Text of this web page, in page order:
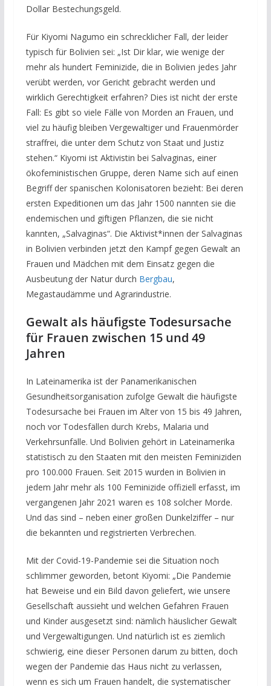
Dollar Bestechungsgeld.
Für Kiyomi Nagumo ein schrecklicher Fall, der leider
typisch für Bolivien sei: „Ist Dir klar, wie wenige der
mehr als hundert Feminizide, die in Bolivien jedes Jahr
verübt werden, vor Gericht gebracht werden und
wirklich Gerechtigkeit erfahren? Dies ist nicht der erste
Fall: Es gibt so viele Fälle von Morden an Frauen, und
viel zu häufig bleiben Vergewaltiger und Frauenmörder
straffrei, die unter dem Schutz von Staat und Justiz
stehen.“ Kiyomi ist Aktivistin bei Salvaginas, einer
ökofeministischen Gruppe, deren Name sich auf einen
Begriff der spanischen Kolonisatoren bezieht: Bei deren
ersten Expeditionen um das Jahr 1500 nannten sie die
endemischen und giftigen Pflanzen, die sie nicht
kannten, „Salvaginas“. Die Aktivist*innen der Salvaginas
in Bolivien verbinden jetzt den Kampf gegen Gewalt an
Frauen und Mädchen mit dem Einsatz gegen die
Ausbeutung der Natur durch Bergbau,
Megastaudämme und Agrarindustrie.
Gewalt als häufigste Todesursache
für Frauen zwischen 15 und 49
Jahren
In Lateinamerika ist der Panamerikanischen
Gesundheitsorganisation zufolge Gewalt die häufigste
Todesursache bei Frauen im Alter von 15 bis 49 Jahren,
noch vor Todesfällen durch Krebs, Malaria und
Verkehrsunfälle. Und Bolivien gehört in Lateinamerika
statistisch zu den Staaten mit den meisten Feminiziden
pro 100.000 Frauen. Seit 2015 wurden in Bolivien in
jedem Jahr mehr als 100 Feminizide offiziell erfasst, im
vergangenen Jahr 2021 waren es 108 solcher Morde.
Und das sind – neben einer großen Dunkelziffer – nur
die bekannten und registrierten Verbrechen.
Mit der Covid-19-Pandemie sei die Situation noch
schlimmer geworden, betont Kiyomi: „Die Pandemie
hat Beweise und ein Bild davon geliefert, wie unsere
Gesellschaft aussieht und welchen Gefahren Frauen
und Kinder ausgesetzt sind: nämlich häuslicher Gewalt
und Vergewaltigungen. Und natürlich ist es ziemlich
schwierig, eine dieser Personen darum zu bitten, doch
wegen der Pandemie das Haus nicht zu verlassen,
wenn es sich um Frauen handelt, die systematischer